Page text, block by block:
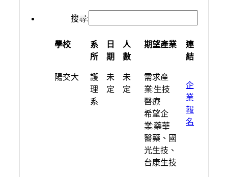
搜尋:
學校
系
所
日
期
人
數
期望產業
連
結
學校
系
所
日
期
人
數
期望產業
結
陽交大
護
理
系
未
定
未
定
需求產
業:生技
醫療
希望企
業:藥華
醫藥、國
光生技、
台康生技
企
業
報
名